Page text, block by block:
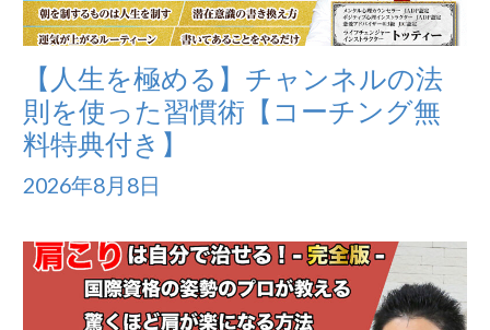
【人生を極める】チャンネルの法
則を使った習慣術【コーチング無
料特典付き】
2026年8月8日